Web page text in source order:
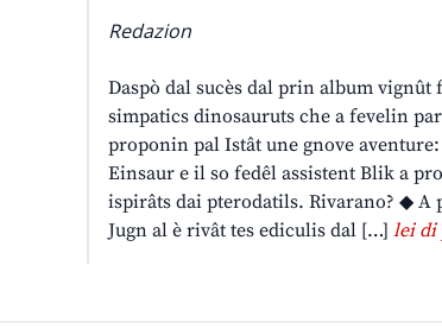
Redazion
Daspò dal sucès dal prin album vignût
simpatics dinosauruts che a fevelin
proponin pal Istât une gnove
Einsaur e il so fedêl assistent Blik a
ispirâts dai pterodatils. Rivarano? ◆ A
Jugn al è rivât tes ediculis dal […] lei di